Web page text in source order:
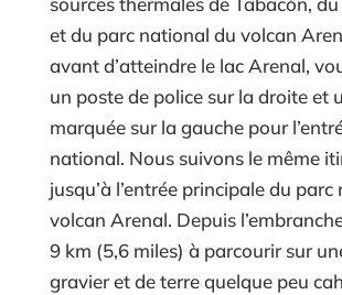
et du parc national du volcan
avant d’atteindre le lac Arenal,
un poste de police sur la droite et
marquée sur la gauche pour
national. Nous suivons le même
jusqu’à l’entrée principale du
volcan Arenal. Depuis
9 km (5,6 miles) à parcourir sur
gravier et de terre quelque peu